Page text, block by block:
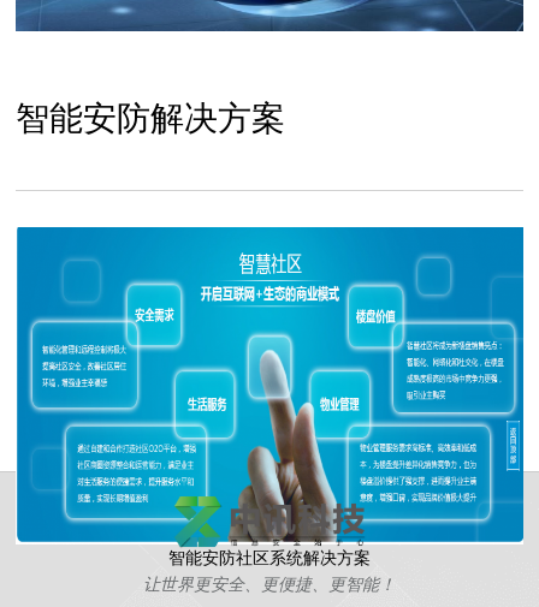
智能安防解决方案
点击进入
智能安防社区系统解决方案
让世界更安全、更便捷、更智能！